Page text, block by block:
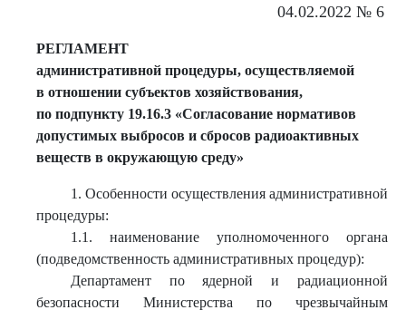
04.02.2022 № 6
РЕГЛАМЕНТ
административной процедуры, осуществляемой
в отношении субъектов хозяйствования,
по подпункту 19.16.3 «Согласование нормативов
допустимых выбросов и сбросов радиоактивных
веществ в окружающую среду»
1. Особенности осуществления административной
процедуры:
1.1. наименование уполномоченного органа
(подведомственность административных процедур):
Департамент по ядерной и радиационной
безопасности Министерства по чрезвычайным